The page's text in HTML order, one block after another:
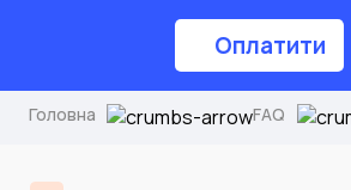
Оплатити
Головна FAQ